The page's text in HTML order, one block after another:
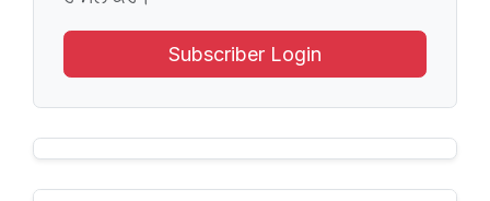
Subscriber Login